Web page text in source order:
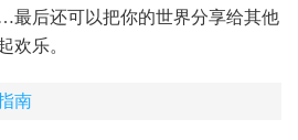
后还可以把你的世界分享给其他
欢乐。
南